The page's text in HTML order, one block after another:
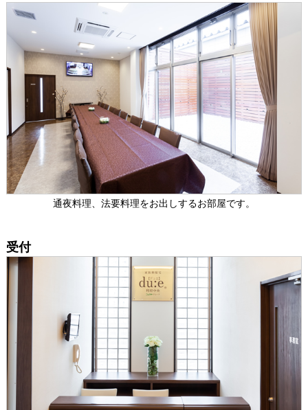
通夜料理、法要料理をお出しするお部屋です。
受付